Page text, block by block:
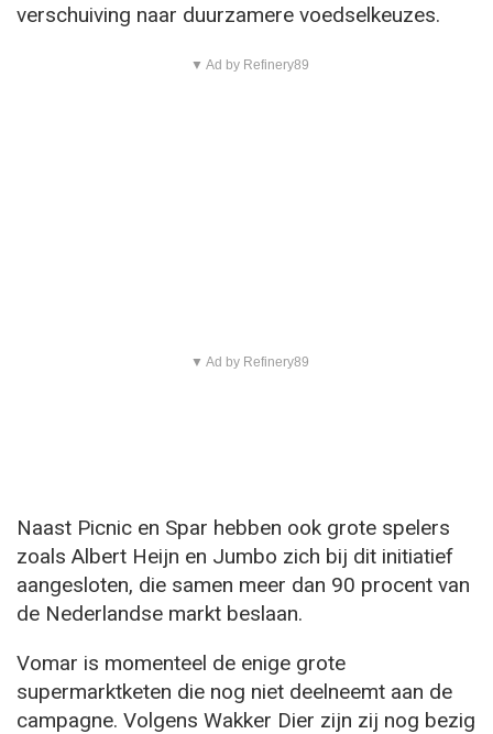
verschuiving naar duurzamere voedselkeuzes.
▼ Ad by Refinery89
▼ Ad by Refinery89
Naast Picnic en Spar hebben ook grote spelers
zoals Albert Heijn en Jumbo zich bij dit initiatief
aangesloten, die samen meer dan 90 procent van
de Nederlandse markt beslaan.
Vomar is momenteel de enige grote
supermarktketen die nog niet deelneemt aan de
campagne. Volgens Wakker Dier zijn zij nog bezig